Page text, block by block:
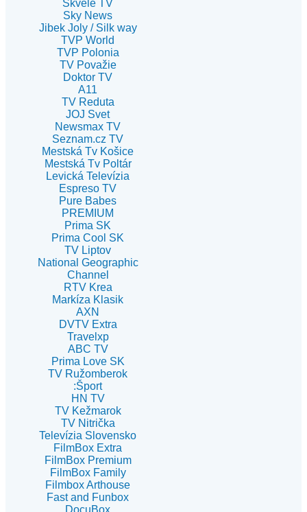
Skvelé TV
Sky News
Jibek Joly / Silk way
TVP World
TVP Polonia
TV Považie
Doktor TV
A11
TV Reduta
JOJ Svet
Newsmax TV
Seznam.cz TV
Mestská Tv Košice
Mestská Tv Poltár
Levická Televízia
Espreso TV
Pure Babes
PREMIUM
Prima SK
Prima Cool SK
TV Liptov
National Geographic
Channel
RTV Krea
Markíza Klasik
AXN
DVTV Extra
Travelxp
ABC TV
Prima Love SK
TV Ružomberok
:Šport
HN TV
TV Kežmarok
TV Nitrička
Televízia Slovensko
FilmBox Extra
FilmBox Premium
FilmBox Family
Filmbox Arthouse
Fast and Funbox
DocuBox